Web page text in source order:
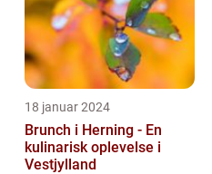
18 januar 2024
Brunch i Herning - En
kulinarisk oplevelse i
Vestjylland